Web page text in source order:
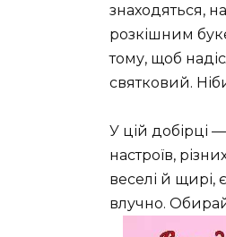
знаходяться,
розкішним
тому, щоб
святковий.
У цій добірці
настроїв,
веселі й щирі,
влучно.